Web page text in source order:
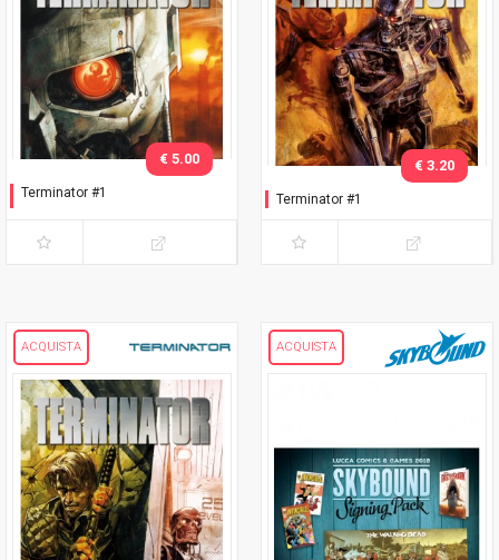
Terminator #1
€ 5.00
Terminator #1
€ 3.20
ACQUISTA ACQUISTA